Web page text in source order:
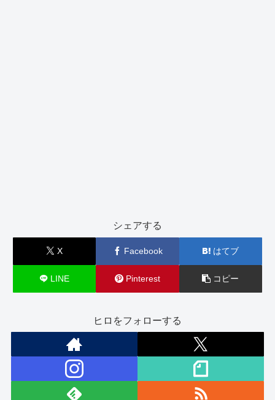
シェアする
X Facebook はてブ
LINE Pinterest コピー
ヒロをフォローする